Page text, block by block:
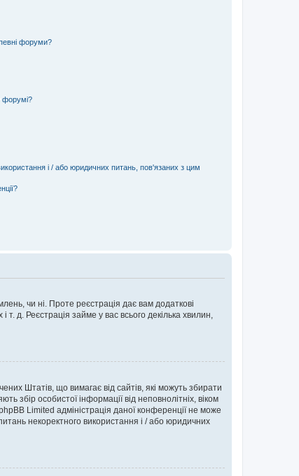
форуми?
форумі?
і / або юридичних питань, пов'язаних з цим
чи ні. Проте реєстрація дає вам додаткові
т. д. Реєстрація займе у вас всього декілька хвилин,
Штатів, що вимагає від сайтів, які можуть збирати
збір особистої інформації від неповнолітніх, віком
Limited адміністрація даної конференції не може
некоректного використання і / або юридичних